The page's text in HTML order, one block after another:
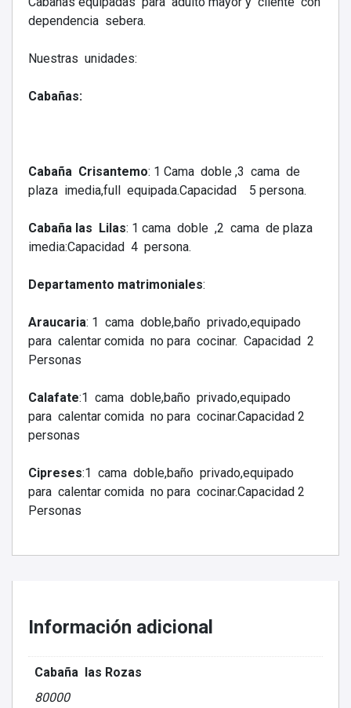
dependencia sebera.
Nuestras unidades:
Cabañas:
Cabaña Crisantemo: 1 Cama doble ,3 cama de
plaza imedia,full equipada.Capacidad 5 persona.
Cabaña las Lilas: 1 cama doble ,2 cama de plaza
imedia:Capacidad 4 persona.
Departamento matrimoniales:
Araucaria: 1 cama doble,baño privado,equipado
para calentar comida no para cocinar. Capacidad 2
Personas
Calafate:1 cama doble,baño privado,equipado
para calentar comida no para cocinar.Capacidad 2
personas
Cipreses:1 cama doble,baño privado,equipado
para calentar comida no para cocinar.Capacidad 2
Personas
Información adicional
Cabaña las Rozas
80000